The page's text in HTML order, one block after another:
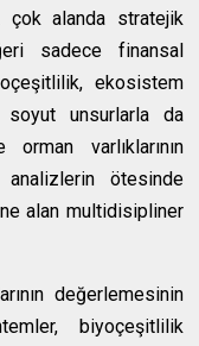
çok alanda stratejik
sadece finansal
ekosistem
unsurlarla da
varlıklarının
ötesinde
alan multidisipliner
değerlemesinin
biyoçeşitlilik